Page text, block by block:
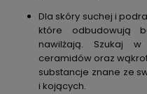
Dla skóry suchej i
które odbudowują
nawilżają. Szukaj w
ceramidów oraz
substancje znane ze
i kojących.